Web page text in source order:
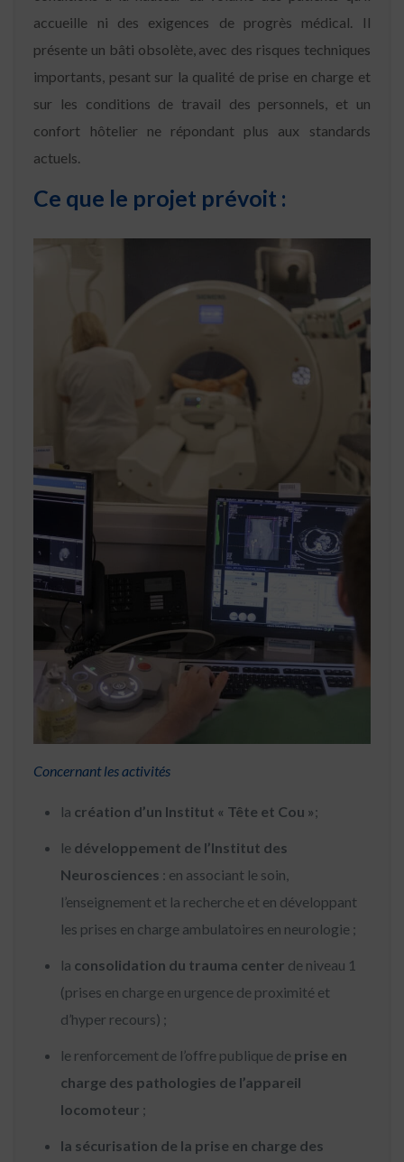
accueille ni des exigences de progrès médical. Il
présente un bâti obsolète, avec des risques techniques
importants, pesant sur la qualité de prise en charge et
sur les conditions de travail des personnels, et un
confort hôtelier ne répondant plus aux standards
actuels.
Ce que le projet prévoit :
Concernant les activités
la création d’un Institut « Tête et Cou »;
le développement de l’Institut des
Neurosciences : en associant le soin,
l’enseignement et la recherche et en développant
les prises en charge ambulatoires en neurologie ;
la consolidation du trauma center de niveau 1
(prises en charge en urgence de proximité et
d’hyper recours) ;
le renforcement de l’offre publique de prise en
charge des pathologies de l’appareil
locomoteur ​ ;
la sécurisation de la prise en charge des